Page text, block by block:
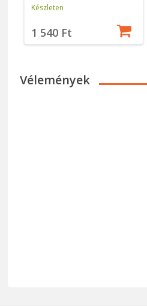
Készleten
1 540 Ft
Vélemények